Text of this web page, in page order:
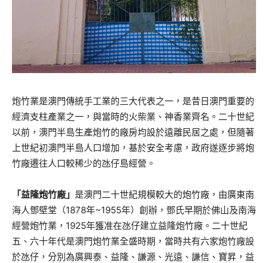
炮竹業是澳門傳統手工業的三大代表之一，是昔日澳門重要的
經濟支柱產業之一，與當時的火柴業、神香業齊名 。二十世紀
以前，澳門半島生產炮竹的廠房均設於遠離民居之處 ，但隨著
上世紀初澳門半島人口增加， 基於安全考慮， 政府遂逐步將炮
竹廠遷往人口較稀少的氹仔島經營 。
「益隆炮竹廠」 是澳門二十世紀規模較大的炮竹廠， 由廣東南
海人鄧壁堂（1878年~1955年）創辦 ， 鄧氏早期於佛山及南海
經營炮竹業，1925年獲准在氹仔建立益隆炮竹廠 。 二十世紀
五、六十年代是澳門炮竹業全盛時期， 當時共有六家炮竹廠設
於氹仔， 分別為廣興泰、益隆、謙源、光遠、謙信、寶昇 ，益